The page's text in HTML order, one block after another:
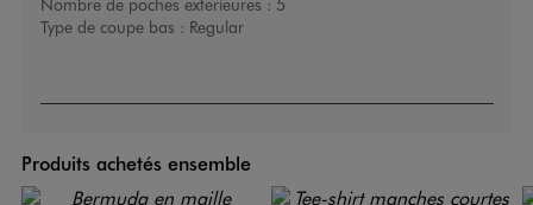
Type de coupe bas : Regular
Produits achetés ensemble